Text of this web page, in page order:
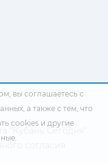
"Кубань Сегодня"
вы соглашаетесь с
, а также с тем, что
cookies и другие